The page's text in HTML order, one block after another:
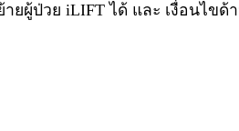
ยผู้ป่วย iLIFT ได้ และ เงื่อนไข